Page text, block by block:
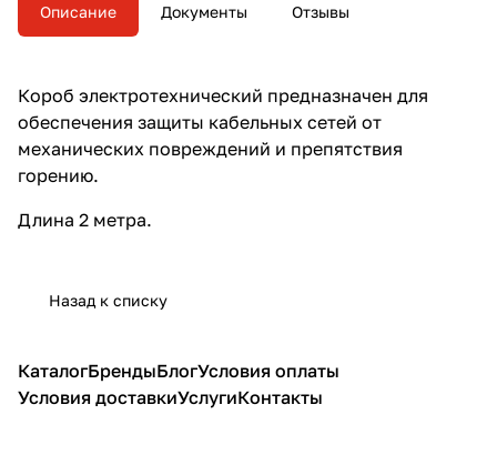
Описание Документы Отзывы
Короб электротехнический предназначен для
обеспечения защиты кабельных сетей от
механических повреждений и препятствия
горению.
Длина 2 метра.
Назад к списку
КаталогБрендыБлогУсловия оплаты
Условия доставкиУслугиКонтакты